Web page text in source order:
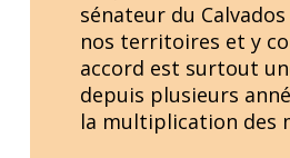
sénateur du
nos territoires et y
accord est surtout
depuis plusieurs
la multiplication des